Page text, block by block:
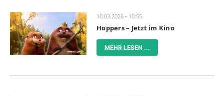
10.03.2026 - 10:55
Hoppers – Jetzt im Kino
MEHR LESEN ...